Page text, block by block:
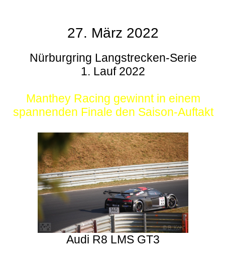
27. März 2022
Nürburgring Langstrecken-Serie
1. Lauf 2022
Manthey Racing gewinnt in einem
spannenden Finale den Saison-Auftakt
Audi R8 LMS GT3